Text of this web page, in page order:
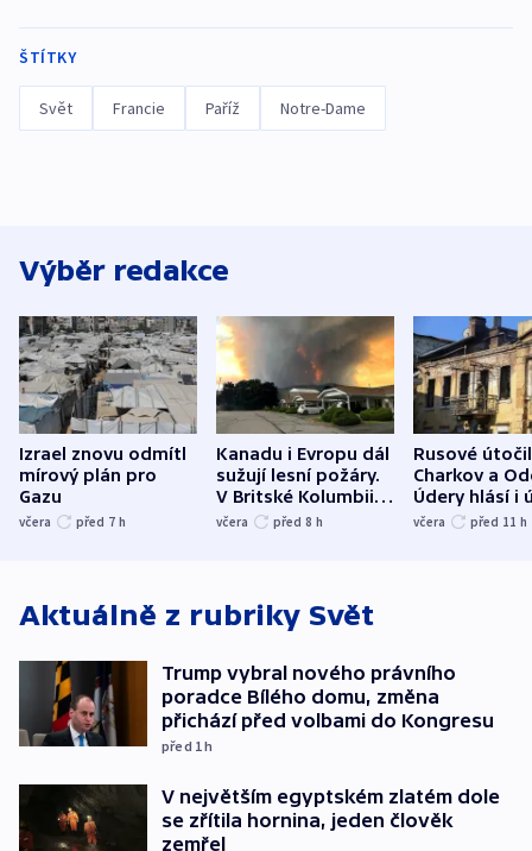
ŠTÍTKY
Svět Francie Paříž Notre-Dame
Výběr redakce
Izrael znovu odmítl
mírový plán pro
Gazu
včera před 7 h
Kanadu i Evropu dál
sužují lesní požáry.
V Britské Kolumbii
evakuovali tisíce lidí
včera před 8 h
Rusové
Charkov a
Údery hlásí i
Bělgorodu
včera před 11 h
Aktuálně z rubriky Svět
Trump vybral nového právního
poradce Bílého domu, změna
přichází před volbami do Kongresu
před 1h
V největším egyptském zlatém dole
se zřítila hornina, jeden člověk
zemřel